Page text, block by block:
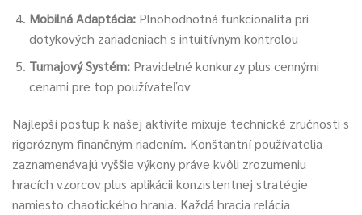
Mobilná Adaptácia:Plnohodnotná funkcionalita pri
dotykových zariadeniach s intuitívnym kontrolou
Turnajový Systém:Pravidelné konkurzy plus cennými
cenami pre top používateľov
Najlepší postup k našej aktivite mixuje technické zručnosti s
rigoróznym finančným riadením. Konštantní používatelia
zaznamenávajú vyššie výkony práve kvôli zrozumeniu
hracích vzorcov plus aplikácii konzistentnej stratégie
namiesto chaotického hrania. Každá hracia relácia